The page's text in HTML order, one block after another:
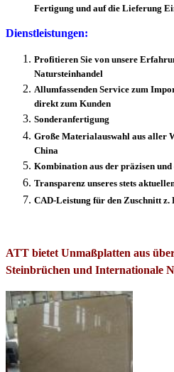
Fertigung und auf die Lieferung
Dienstleistungen:
Profitieren Sie von unsere
Natursteinhandel
Allumfassenden Service zum
direkt zum Kunden
Sonderanfertigung
Große Materialauswahl aus aller
China
Kombination aus der präzisen
Transparenz unseres stets
CAD-Leistung für den Zuschnitt z.
ATT bietet Unmaßplatten aus
Steinbrüchen und Internationale